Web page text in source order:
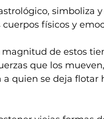
simboliza
físicos y
de estos
que los
quien se deja flotar